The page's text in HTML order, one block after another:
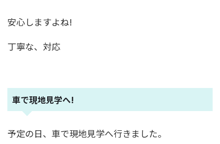
安心しますよね!
丁寧な、対応
車で現地見学へ!
予定の日、車で現地見学へ行きました。